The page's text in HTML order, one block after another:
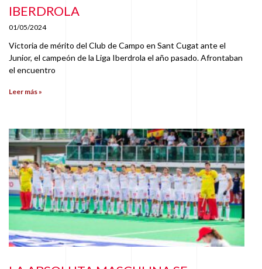
IBERDROLA
01/05/2024
Victoria de mérito del Club de Campo en Sant Cugat ante el
Junior, el campeón de la Liga Iberdrola el año pasado. Afrontaban
el encuentro
Leer más »